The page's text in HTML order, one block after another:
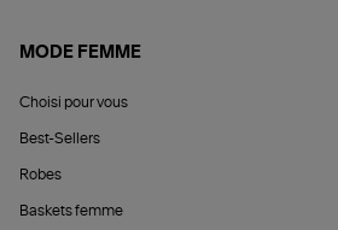
MODE FEMME
Choisi pour vous
Best-Sellers
Robes
Baskets femme